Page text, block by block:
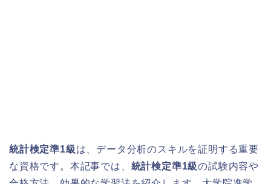
統計検定準1級は、データ分析のスキルを証明する重要
な資格です。本記事では、 統計検定準1級の試験内容や